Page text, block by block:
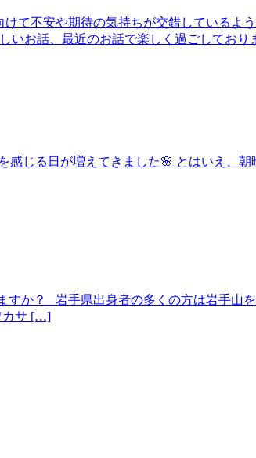
て不安や期待の気持ちが交錯しているよ
いお話、最近のお話で楽しく過ごしてお
じる日が増えてきました🌸 とはいえ、
か？ 岩手県出身者の多くの方は岩手山を
カサ […]